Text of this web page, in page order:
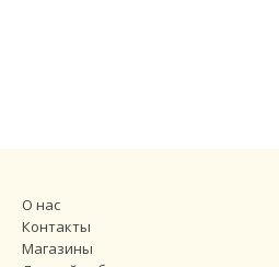
О нас
Контакты
Магазины